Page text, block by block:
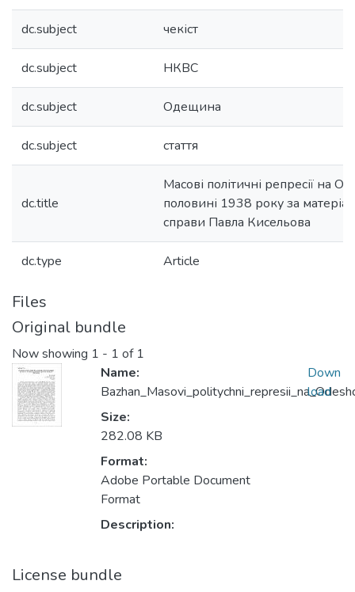
dc.subject чекіст
dc.subject НКВС
dc.subject Одещина
dc.subject стаття
dc.title
Масові політичні репресії на
половині 1938 року за
справи Павла Кисельова
dc.type Article
Files
Original bundle
Now showing 1 - 1 of 1
Name:
Size:
282.08 KB
Format:
Adobe Portable Document
Format
Description:
Down
load
License bundle